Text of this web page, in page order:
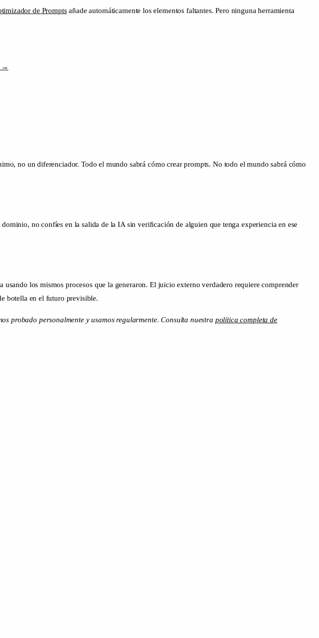
de Promptsañade automáticamente los elementos faltantes. Pero ninguna herramienta
→
no un diferenciador. Todo el mundo sabrá cómo crear prompts. No todo el mundo sabrá cómo
no confíes en la salida de la IA sin verificación de alguien que tenga experiencia en ese
los mismos procesos que la generaron. El juicio externo verdadero requiere comprender
botella en el futuro previsible.
probado personalmente y usamos regularmente. Consulta nuestra política completa de